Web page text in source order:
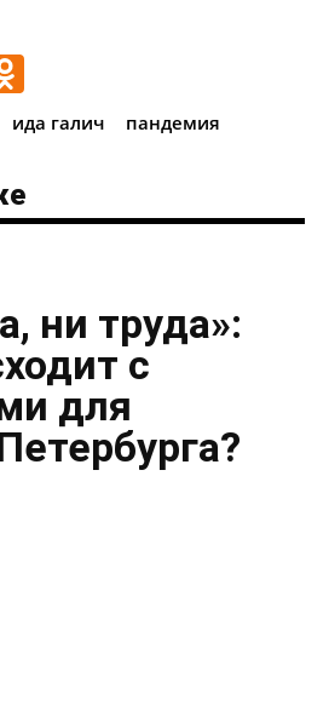
ида галич пандемия
ни труда»:
с
для